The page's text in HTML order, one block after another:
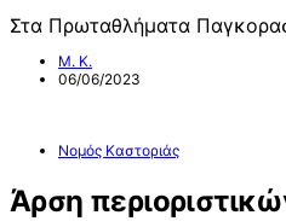
Στα Πρωταθλήματα
Μ. Κ.
06/06/2023
Νομός Καστοριάς
Άρση